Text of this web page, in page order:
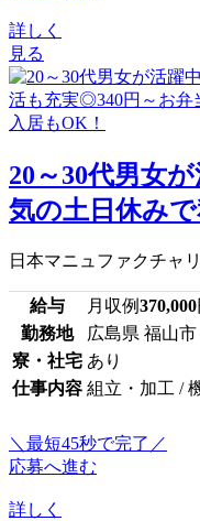
詳しく
見る
20～30代男女
気の土日休み
日本マニュファクチャ
給与 月収例370,000
勤務地
広島県 福山市
寮・社宅 あり
仕事内容 組立・加工 /
＼最短45秒で完了／
応募へ進む
詳しく